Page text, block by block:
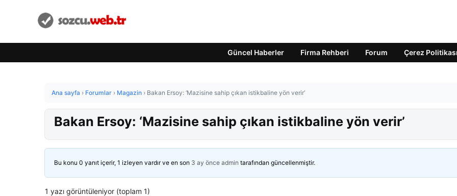
Güncel Haberler Firma Rehberi Forum Çerez Politikası
Ana sayfa › Forumlar › Magazin › Bakan Ersoy: ‘Mazisine sahip çıkan istikbaline yön verir’
Bakan Ersoy: ‘Mazisine sahip çıkan istikbaline yön verir’
Bu konu 0 yanıt içerir, 1 izleyen vardır ve en son 3 ay önce admin tarafından güncellenmiştir.
1 yazı görüntüleniyor (toplam 1)